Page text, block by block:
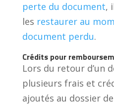
perte du document,
les restaurer au
document perdu.
Crédits pour
Lors du retour d’un
plusieurs frais et
ajoutés au dossier